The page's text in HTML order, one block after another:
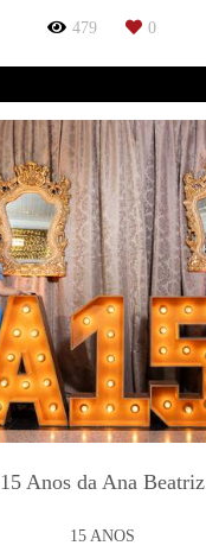
479 0
15 Anos da Ana Beatriz
15 ANOS